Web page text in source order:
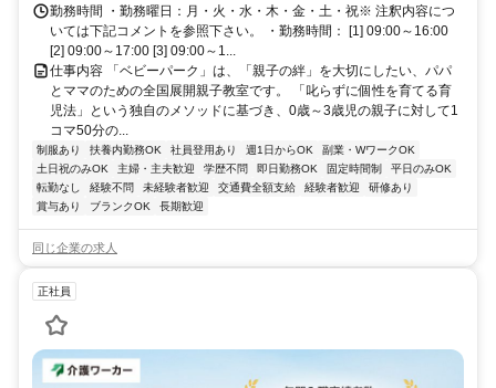
勤務時間 ・勤務曜日：月・火・水・木・金・土・祝※ 注釈内容につ
いては下記コメントを参照下さい。 ・勤務時間： [1] 09:00～16:00
[2] 09:00～17:00 [3] 09:00～1...
仕事内容 「ベビーパーク」は、「親子の絆」を大切にしたい、パパ
とママのための全国展開親子教室です。 「叱らずに個性を育てる育
児法」という独自のメソッドに基づき、0歳～3歳児の親子に対して1
コマ50分の...
制服あり 扶養内勤務OK 社員登用あり 週1日からOK
副業・WワークOK
土日祝のみOK
主婦・主夫歓迎 学歴不問 即日勤務OK 固定時間制
平日のみOK
転勤なし
経験不問 未経験者歓迎 交通費全額支給 経験者歓迎
研修あり
賞与あり
ブランクOK 長期歓迎
同じ企業の求人
正社員